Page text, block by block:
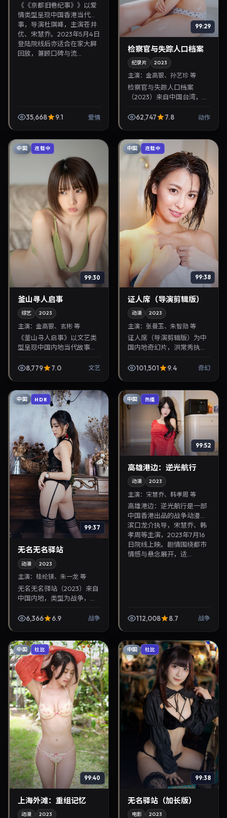
《《京都旧巷纪事》》以爱
情类型呈现中国香港当代故
事，导演杜琪峰，主演苍井
优、宋慧乔。2023年5月4日
登陆院线后亦适合在家大屏
回放，兼顾口碑与流...
35,668 9.1 爱情
99:29
检察官与失踪人口档案
纪录片 2023
主演：金高银、孙艺珍 等
检察官与失踪人口档案
（2023）来自中国台湾，类
高银、孙艺珍等参与演出。
62,747 7.8 动作
中国 连载中
99:30
釜山寻人启事
综艺 2023
主演： 金高银、玄彬 等
《釜山寻人启事》以文艺类
型呈现中国内地当代故事，
玄彬。2023年1月17日登陆院
8,779 7.0 文艺
中国 连载中
99:38
证人席（导演剪辑版）
动漫 2023
主演：张曼玉、朱智勋 等
证人席（导演剪辑版）为中
国内地奇幻片，洪常秀执
演。2023年8月4日首映，
101,501 9.4 奇幻
中国 HDR
99:37
无名无名驿站
动漫 2023
主演： 桂纶镁、朱一龙 等
无名无名驿站（2023）来自
中国内地，类型为战争，洪
等参与演出。2023年8月15
6,366 6.9 战争
中国 热播
99:52
高雄港边：逆光航行
动漫 2023
主演： 宋慧乔、韩孝周 等
高雄港边：逆光航行是一部
中国香港出品的战争动漫，
滨口龙介执导，宋慧乔、韩
孝周等主演，2023年7月16
日院线上映。剧情围绕都市
情感与悬念展开，适...
112,008 8.7 战争
中国 杜比
99:40
上海外滩：重组记忆
动漫 2023
中国 杜比
99:38
无名驿站（加长版）
电影 2023